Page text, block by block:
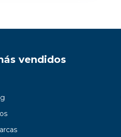
vendidos